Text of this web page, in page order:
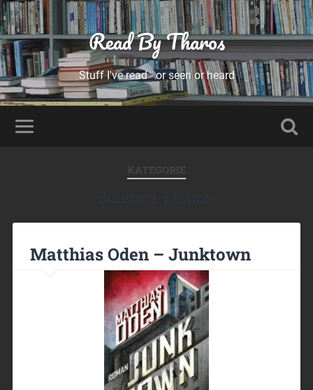
Read By Tharos
Stuff I've read - or seen or heard
KATEGORIE
Matthias Oden – Junktown